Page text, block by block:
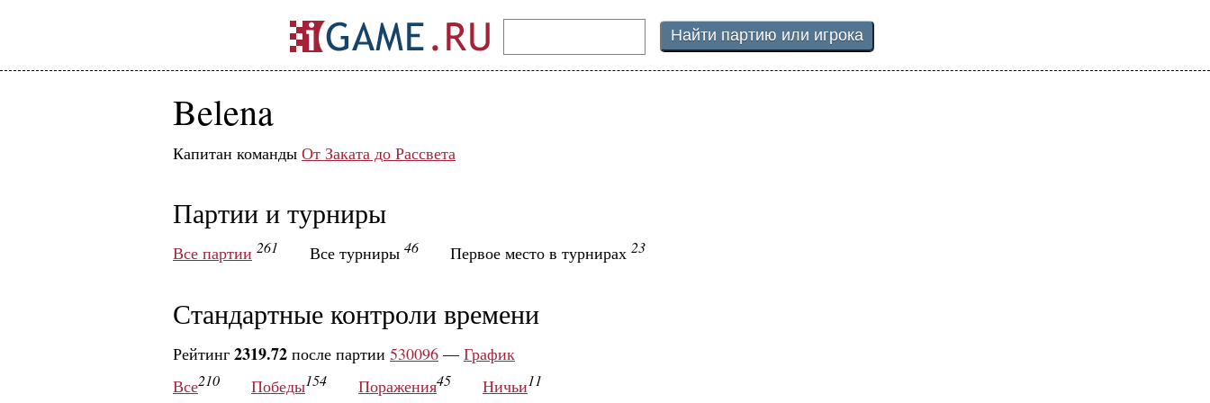
Belena
Капитан команды От Заката до Рассвета
Партии и турниры
Все партии 261 Все турниры 46 Первое место в турнирах 23
Стандартные контроли времени
Рейтинг 2319.72 после партии 530096 — График
Все210 Победы154 Поражения45 Ничьи11